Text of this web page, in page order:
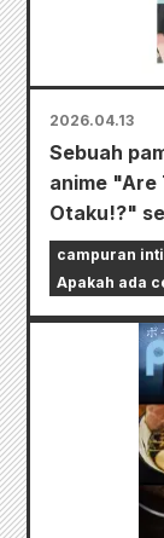
2026.04.13
Sebuah
anime "Are
Otaku!?"
campuran inti
Apakah ada